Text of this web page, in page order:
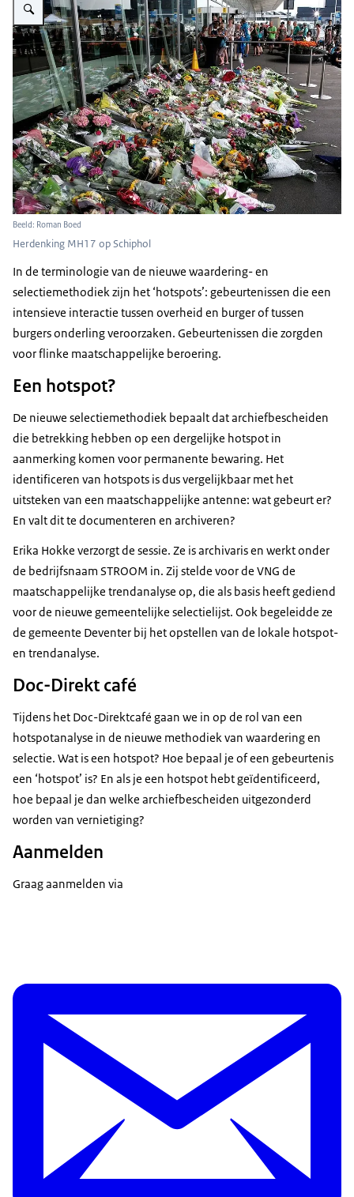
Beeld: Roman Boed
Herdenking MH17 op Schiphol
In de terminologie van de nieuwe waardering- en
selectiemethodiek zijn het ‘hotspots’: gebeurtenissen die een
intensieve interactie tussen overheid en burger of tussen
burgers onderling veroorzaken. Gebeurtenissen die zorgden
voor flinke maatschappelijke beroering.
Een hotspot?
De nieuwe selectiemethodiek bepaalt dat archiefbescheiden
die betrekking hebben op een dergelijke hotspot in
aanmerking komen voor permanente bewaring. Het
identificeren van hotspots is dus vergelijkbaar met het
uitsteken van een maatschappelijke antenne: wat gebeurt er?
En valt dit te documenteren en archiveren?
Erika Hokke verzorgt de sessie. Ze is archivaris en werkt onder
de bedrijfsnaam STROOM in. Zij stelde voor de VNG de
maatschappelijke trendanalyse op, die als basis heeft gediend
voor de nieuwe gemeentelijke selectielijst. Ook begeleidde ze
de gemeente Deventer bij het opstellen van de lokale hotspot-
en trendanalyse.
Doc-Direkt café
Tijdens het Doc-Direktcafé gaan we in op de rol van een
hotspotanalyse in de nieuwe methodiek van waardering en
selectie. Wat is een hotspot? Hoe bepaal je of een gebeurtenis
een ‘hotspot’ is? En als je een hotspot hebt geïdentificeerd,
hoe bepaal je dan welke archiefbescheiden uitgezonderd
worden van vernietiging?
Aanmelden
Graag aanmelden via